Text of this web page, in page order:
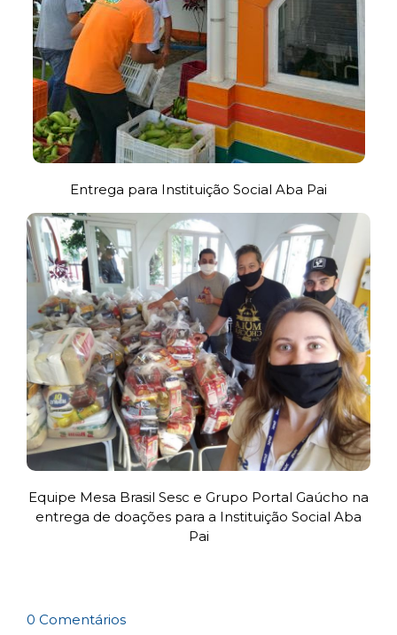
Entrega para Instituição Social Aba Pai
Equipe Mesa Brasil Sesc e Grupo Portal Gaúcho na
entrega de doações para a Instituição Social Aba
Pai
0 Comentários